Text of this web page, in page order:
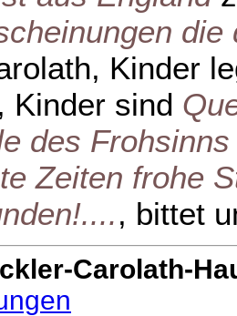
Kinder
, Kinder sind
des Frohsinns
Zeiten frohe
, bittet
Carolath-